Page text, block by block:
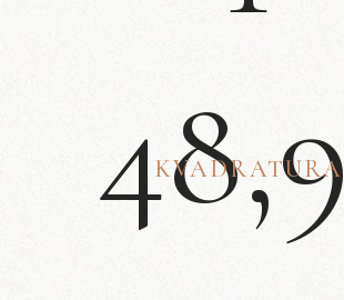
48,9
KVADRATURA